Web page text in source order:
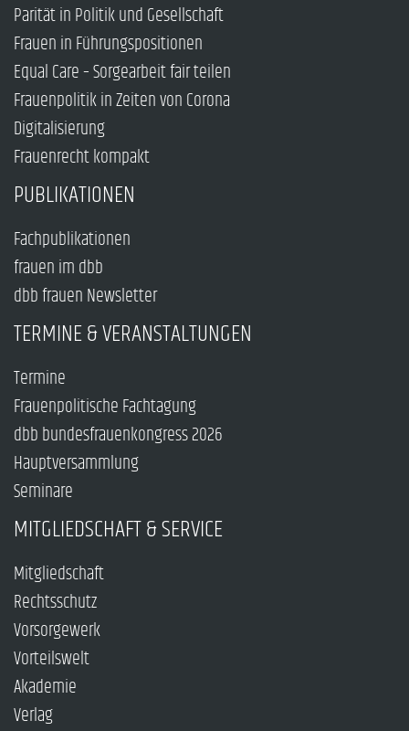
Parität in Politik und Gesellschaft
Frauen in Führungspositionen
Equal Care – Sorgearbeit fair teilen
Frauenpolitik in Zeiten von Corona
Digitalisierung
Frauenrecht kompakt
PUBLIKATIONEN
Fachpublikationen
frauen im dbb
dbb frauen Newsletter
TERMINE & VERANSTALTUNGEN
Termine
Frauenpolitische Fachtagung
dbb bundesfrauenkongress 2026
Hauptversammlung
Seminare
MITGLIEDSCHAFT & SERVICE
Mitgliedschaft
Rechtsschutz
Vorsorgewerk
Vorteilswelt
Akademie
Verlag